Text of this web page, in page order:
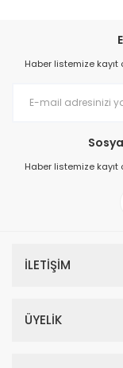
Haber listemize
Haber listemize
İLETİŞİM
ÜYELİK